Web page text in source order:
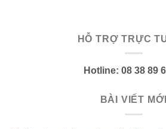
HỖ TRỢ TRỰC
Hotline: 08 38 89
BÀI VIẾT MỚI